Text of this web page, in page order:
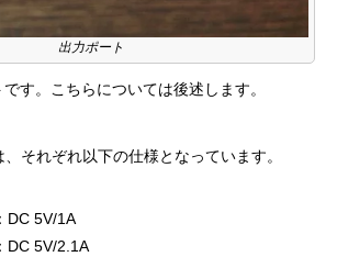
出力ポート
す。こちらについては後述します。
それぞれ以下の仕様となっています。
DC 5V/1A
DC 5V/2.1A